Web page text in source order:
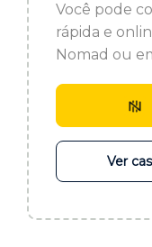
Você pode
rápida e
Nomad ou
Ver